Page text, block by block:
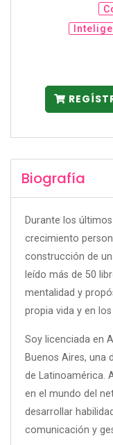
Biografía
Durante los
crecimiento
construcción de
leído más de 50
mentalidad y
propia vida y en
Soy licenciada en
Buenos Aires, una
de Latinoamérica.
en el mundo del
desarrollar
comunicación y